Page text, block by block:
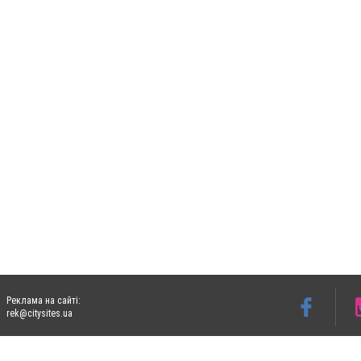
Реклама на сайті:
rek@citysites.ua